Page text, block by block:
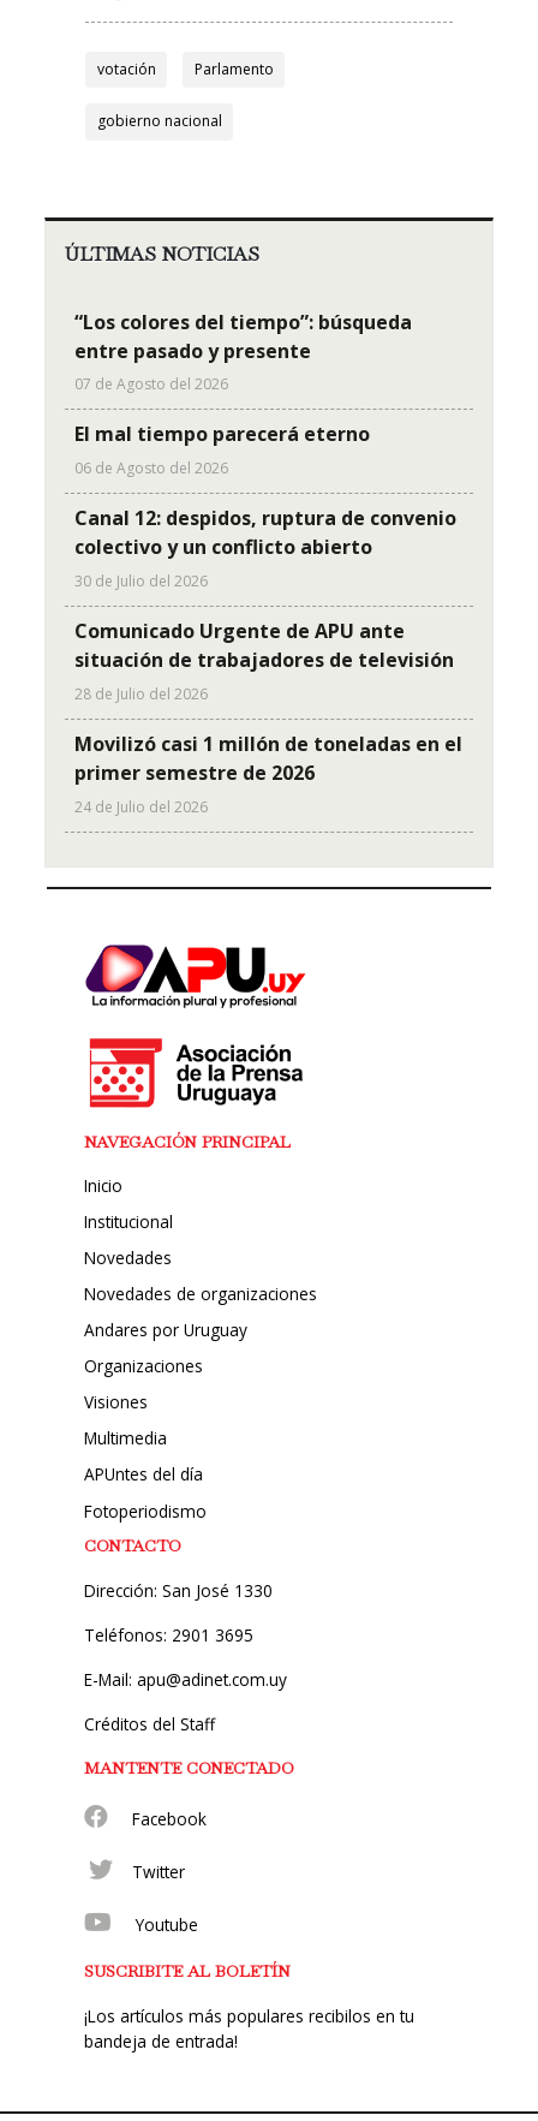
votación Parlamento
gobierno nacional
ÚLTIMAS NOTICIAS
“Los colores del tiempo”: búsqueda
entre pasado y presente
07 de Agosto del 2026
El mal tiempo parecerá eterno
06 de Agosto del 2026
Canal 12: despidos, ruptura de convenio
colectivo y un conflicto abierto
30 de Julio del 2026
Comunicado Urgente de APU ante
situación de trabajadores de televisión
28 de Julio del 2026
Movilizó casi 1 millón de toneladas en el
primer semestre de 2026
24 de Julio del 2026
NAVEGACIÓN PRINCIPAL
Inicio
Institucional
Novedades
Novedades de organizaciones
Andares por Uruguay
Organizaciones
Visiones
Multimedia
APUntes del día
Fotoperiodismo
CONTACTO
Dirección: San José 1330
Teléfonos: 2901 3695
E-Mail: apu@adinet.com.uy
Créditos del Staff
MANTENTE CONECTADO
Facebook
Twitter
Youtube
SUSCRIBITE AL BOLETÍN
¡Los artículos más populares recibilos en tu
bandeja de entrada!